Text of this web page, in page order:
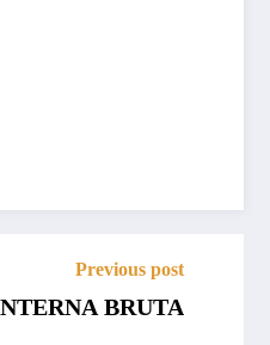
Previous post
INTERNA BRUTA